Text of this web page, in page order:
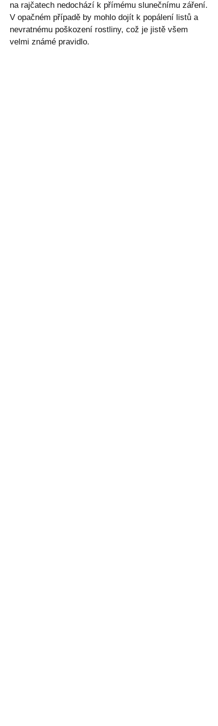
na rajčatech nedochází k přímému slunečnímu záření.
V opačném případě by mohlo dojít k popálení listů a
nevratnému poškození rostliny, což je jistě všem
velmi známé pravidlo.